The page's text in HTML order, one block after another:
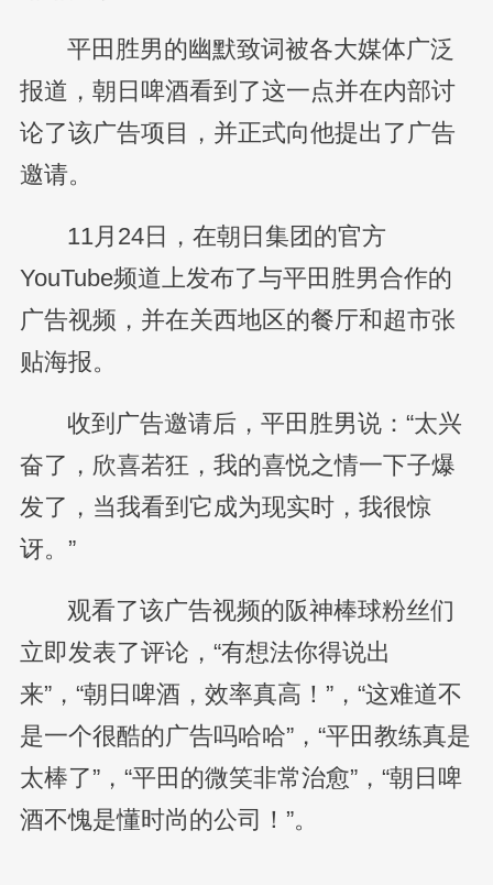
平田胜男的幽默致词被各大媒体广泛
报道，朝日啤酒看到了这一点并在内部讨
论了该广告项目，并正式向他提出了广告
邀请。
11月24日，在朝日集团的官方
YouTube频道上发布了与平田胜男合作的
广告视频，并在关西地区的餐厅和超市张
贴海报。
收到广告邀请后，平田胜男说：“太兴
奋了，欣喜若狂，我的喜悦之情一下子爆
发了，当我看到它成为现实时，我很惊
讶。”
观看了该广告视频的阪神棒球粉丝们
立即发表了评论，“有想法你得说出
来”，“朝日啤酒，效率真高！”，“这难道不
是一个很酷的广告吗哈哈”，“平田教练真是
太棒了”，“平田的微笑非常治愈”，“朝日啤
酒不愧是懂时尚的公司！”。